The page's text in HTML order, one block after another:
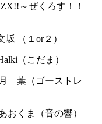
～ぜくろす！！
坂 （１or２）
（こだま）
葉（ゴーストレ
おくま（音の響）